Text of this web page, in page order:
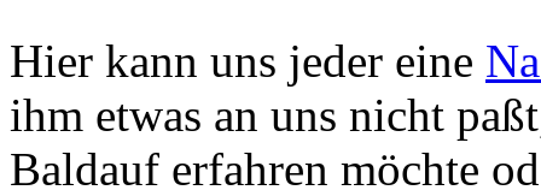
Hier kann uns jeder eine
ihm etwas an uns nicht
Baldauf erfahren möchte